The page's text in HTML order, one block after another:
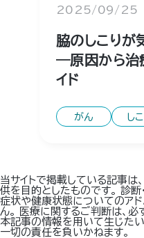
2025/09/25
脇のしこりが
―原因から治
イド
がん し
当サイトで掲載している記事は
供を目的としたものです。 診
症状や健康状態についてのア
ん。 医療に関するご判断は、
本記事の情報を用いて生じた
一切の責任を負いかねます。